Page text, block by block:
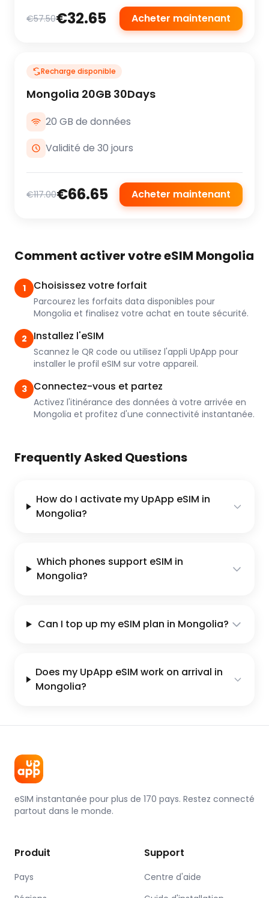
€57.50€32.65 Acheter maintenant
Recharge disponible
Mongolia 20GB 30Days
20 GB de données
Validité de 30 jours
€117.00€66.65 Acheter maintenant
Comment activer votre eSIM Mongolia
1 Choisissez votre forfait
Parcourez les forfaits data disponibles pour
Mongolia et finalisez votre achat en toute sécurité.
2 Installez l'eSIM
Scannez le QR code ou utilisez l'appli UpApp pour
installer le profil eSIM sur votre appareil.
3 Connectez-vous et partez
Activez l'itinérance des données à votre arrivée en
Mongolia et profitez d'une connectivité instantanée.
Frequently Asked Questions
How do I activate my UpApp eSIM in
Mongolia?
Which phones support eSIM in
Mongolia?
Can I top up my eSIM plan in Mongolia?
Does my UpApp eSIM work on arrival in
Mongolia?
eSIM instantanée pour plus de 170 pays. Restez connecté
partout dans le monde.
Produit
Pays
Support
Centre d'aide